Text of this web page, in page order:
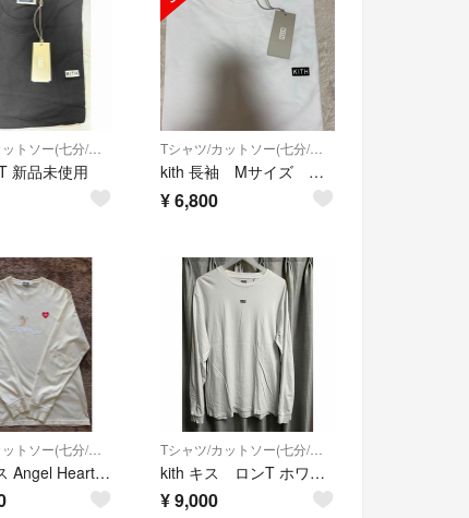
Tシャツ/カットソー(七分/長袖)
新品未使用
Tシャツ/カットソー(七分/長袖)
kith 長袖 Mサイズ 最終値下げ！
¥6,800
Tシャツ/カットソー(七分/長袖)
KITH キス Angel Heart エンジェル ハート キューピットロンT
Tシャツ/カットソー(七分/長袖)
kith キス ロンT ホワイト
¥9,000